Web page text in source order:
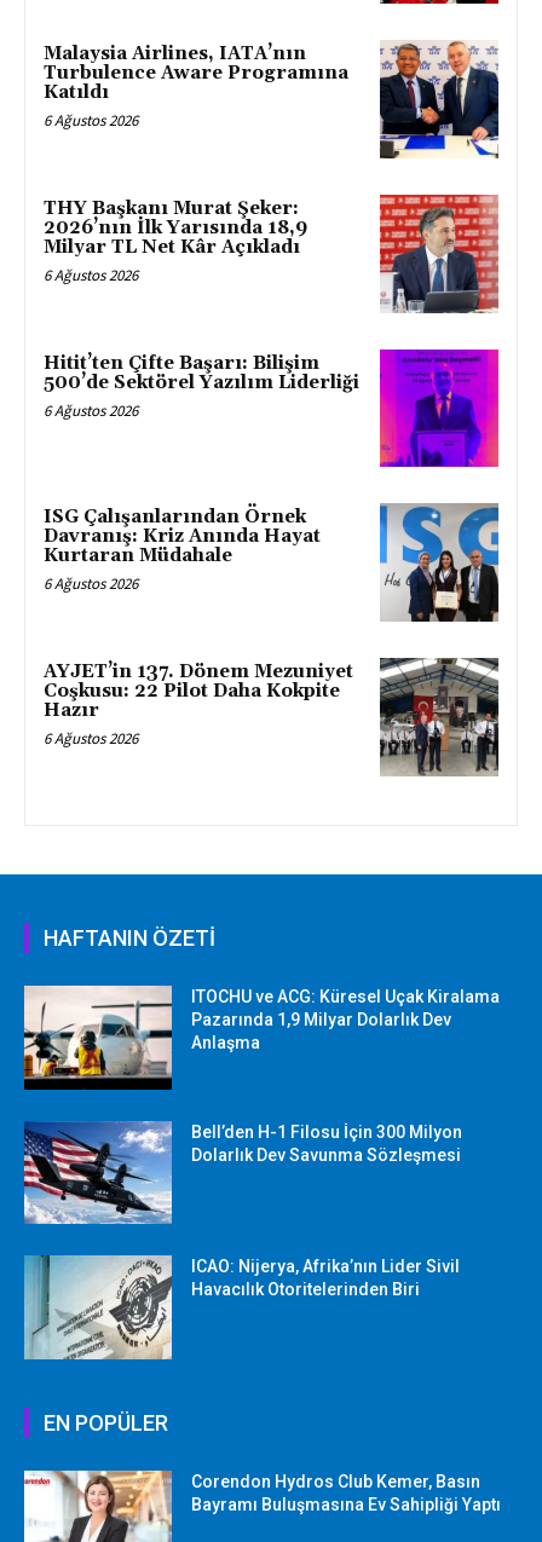
Malaysia Airlines, IATA’nın
Turbulence Aware Programına
Katıldı
6 Ağustos 2026
THY Başkanı Murat Şeker:
2026’nın İlk Yarısında 18,9
Milyar TL Net Kâr Açıkladı
6 Ağustos 2026
Hitit’ten Çifte Başarı: Bilişim
500’de Sektörel Yazılım Liderliği
6 Ağustos 2026
ISG Çalışanlarından Örnek
Davranış: Kriz Anında Hayat
Kurtaran Müdahale
6 Ağustos 2026
AYJET’in 137. Dönem Mezuniyet
Coşkusu: 22 Pilot Daha Kokpite
Hazır
6 Ağustos 2026
HAFTANIN ÖZETİ
ITOCHU ve ACG: Küresel Uçak Kiralama
Pazarında 1,9 Milyar Dolarlık Dev
Anlaşma
Bell’den H-1 Filosu İçin 300 Milyon
Dolarlık Dev Savunma Sözleşmesi
ICAO: Nijerya, Afrika’nın Lider Sivil
Havacılık Otoritelerinden Biri
EN POPÜLER
Corendon Hydros Club Kemer, Basın
Bayramı Buluşmasına Ev Sahipliği Yaptı